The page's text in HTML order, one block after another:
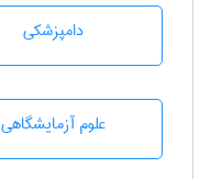
دامپزشكی
علوم آزمايشگاهی